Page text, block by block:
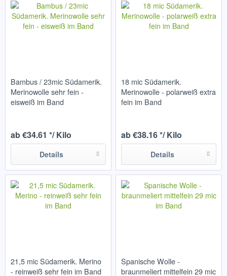
Bambus / 23mic Südamerik.
Merinowolle sehr fein -
eisweiß im Band
ab €34.61 */ Kilo
Details
18 mic Südamerik.
Merinowolle - polarweiß extra
fein im Band
ab €38.16 */ Kilo
Details
21,5 mic Südamerik. Merino
- reinweiß sehr fein im Band
Spanische Wolle -
braunmeliert mittelfein 29 mic